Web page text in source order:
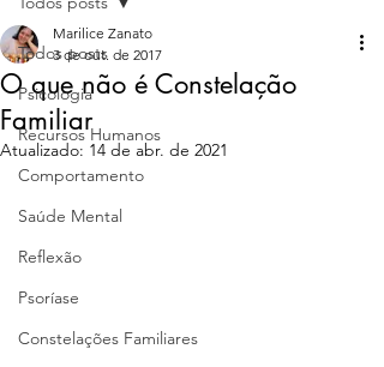
Todos posts
Psicologia
Recursos Humanos
Comportamento
Saúde Mental
Reflexão
Psoríase
Constelações Familiares
O que não é Constelação
Familiar
Marilice Zanato
3 de out. de 2017
Atualizado: 14 de abr. de 2021